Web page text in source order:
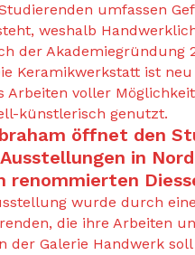
umfassen
weshalb
der Akademiegründung
Keramikwerkstatt ist
Arbeiten voller
künstlerisch genutzt.
öffnet den
in
renommierten
wurde durch
die ihre Arbeiten
der Galerie Handwerk